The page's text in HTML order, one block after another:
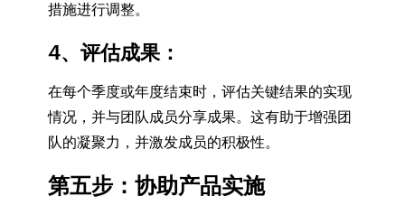
措施进行调整。
4、评估成果：
在每个季度或年度结束时，评估关键结果的实现
情况，并与团队成员分享成果。这有助于增强团
队的凝聚力，并激发成员的积极性。
第五步：协助产品实施